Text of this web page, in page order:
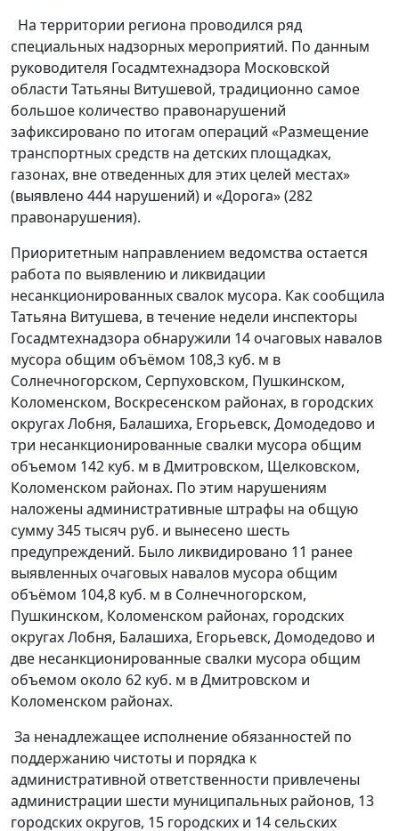
На территории региона проводился ряд
специальных надзорных мероприятий. По данным
руководителя Госадмтехнадзора Московской
области Татьяны Витушевой, традиционно самое
большое количество правонарушений
зафиксировано по итогам операций «Размещение
транспортных средств на детских площадках,
газонах, вне отведенных для этих целей местах»
(выявлено 444 нарушений) и «Дорога» (282
правонарушения).
Приоритетным направлением ведомства остается
работа по выявлению и ликвидации
несанкционированных свалок мусора. Как сообщила
Татьяна Витушева, в течение недели инспекторы
Госадмтехнадзора обнаружили 14 очаговых навалов
мусора общим объёмом 108,3 куб. м в
Солнечногорском, Серпуховском, Пушкинском,
Коломенском, Воскресенском районах, в городских
округах Лобня, Балашиха, Егорьевск, Домодедово и
три несанкционированные свалки мусора общим
объемом 142 куб. м в Дмитровском, Щелковском,
Коломенском районах. По этим нарушениям
наложены административные штрафы на общую
сумму 345 тысяч руб. и вынесено шесть
предупреждений. Было ликвидировано 11 ранее
выявленных очаговых навалов мусора общим
объёмом 104,8 куб. м в Солнечногорском,
Пушкинском, Коломенском районах, городских
округах Лобня, Балашиха, Егорьевск, Домодедово и
две несанкционированные свалки мусора общим
объемом около 62 куб. м в Дмитровском и
Коломенском районах.
За ненадлежащее исполнение обязанностей по
поддержанию чистоты и порядка к
административной ответственности привлечены
администрации шести муниципальных районов, 13
городских округов, 15 городских и 14 сельских